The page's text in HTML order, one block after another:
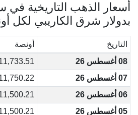
أسعار الذهب التاريخية
بدولار شرق الكاريبي لكل
التاريخ أونصة
08 أغسطس 26
07 أغسطس 26
06 أغسطس 26
05 أغسطس 26